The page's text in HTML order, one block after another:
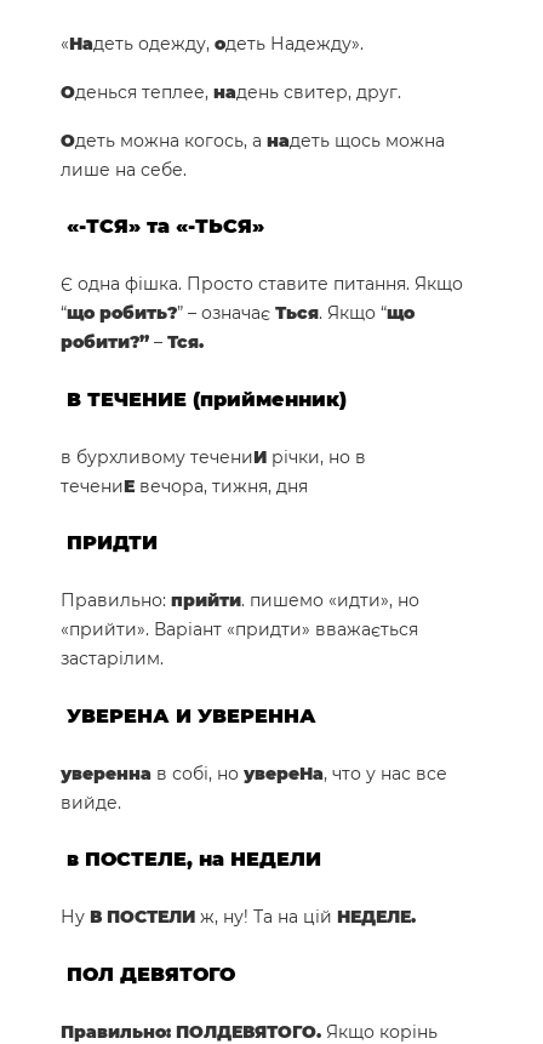
«Надеть одежду, одеть Надежду».
Оденься теплее, надень свитер, друг.
Одеть можна когось, а надеть щось можна
лише на себе.
«-ТСЯ» та «-ТЬСЯ»
Є одна фішка. Просто ставите питання. Якщо
“що робить?” – означає Ться. Якщо “що
робити?” – Тся.
В ТЕЧЕНИЕ (прийменник)
в бурхливому течениИ річки, но в
течениЕ вечора, тижня, дня
ПРИДТИ
Правильно: прийти. пишемо «идти», но
«прийти». Варіант «придти» вважається
застарілим.
УВЕРЕНА И УВЕРЕННА
уверенна в собі, но увереНа, что у нас все
вийде.
в ПОСТЕЛЕ, на НЕДЕЛИ
Ну В ПОСТЕЛИ ж, ну! Та на цій НЕДЕЛЕ.
ПОЛ ДЕВЯТОГО
Правильно: ПОЛДЕВЯТОГО. Якщо корінь